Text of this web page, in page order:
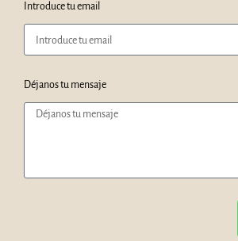
Introduce tu email
Déjanos tu mensaje